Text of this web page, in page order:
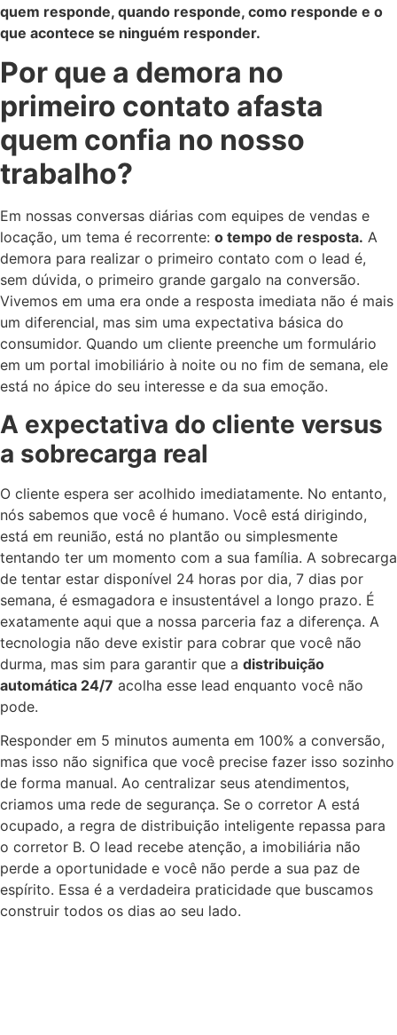
quem responde, quando responde, como responde e o
que acontece se ninguém responder.
Por que a demora no
primeiro contato afasta
quem confia no nosso
trabalho?
Em nossas conversas diárias com equipes de vendas e
locação, um tema é recorrente: o tempo de resposta. A
demora para realizar o primeiro contato com o lead é,
sem dúvida, o primeiro grande gargalo na conversão.
Vivemos em uma era onde a resposta imediata não é mais
um diferencial, mas sim uma expectativa básica do
consumidor. Quando um cliente preenche um formulário
em um portal imobiliário à noite ou no fim de semana, ele
está no ápice do seu interesse e da sua emoção.
A expectativa do cliente versus
a sobrecarga real
O cliente espera ser acolhido imediatamente. No entanto,
nós sabemos que você é humano. Você está dirigindo,
está em reunião, está no plantão ou simplesmente
tentando ter um momento com a sua família. A sobrecarga
de tentar estar disponível 24 horas por dia, 7 dias por
semana, é esmagadora e insustentável a longo prazo. É
exatamente aqui que a nossa parceria faz a diferença. A
tecnologia não deve existir para cobrar que você não
durma, mas sim para garantir que a distribuição
automática 24/7 acolha esse lead enquanto você não
pode.
Responder em 5 minutos aumenta em 100% a conversão,
mas isso não significa que você precise fazer isso sozinho
de forma manual. Ao centralizar seus atendimentos,
criamos uma rede de segurança. Se o corretor A está
ocupado, a regra de distribuição inteligente repassa para
o corretor B. O lead recebe atenção, a imobiliária não
perde a oportunidade e você não perde a sua paz de
espírito. Essa é a verdadeira praticidade que buscamos
construir todos os dias ao seu lado.